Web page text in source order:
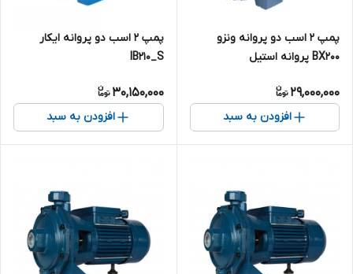
پمپ ۲ اسب دو پروانه ونزو
BX200 پروانه استیل
29,000,000
افزودن به سبد
پمپ ۲ اسب دو پروانه ایکار
IB210_S
30,150,000
افزودن به سبد